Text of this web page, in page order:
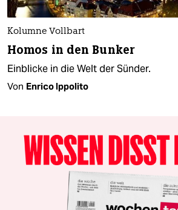
Kolumne Vollbart
Homos in den Bunker
Einblicke in die Welt der Sünder.
Von Enrico Ippolito